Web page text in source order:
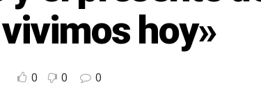
hoy»
0 0 0